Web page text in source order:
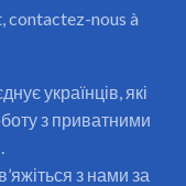
contactez-nous à
українців, які
з приватними
з нами за